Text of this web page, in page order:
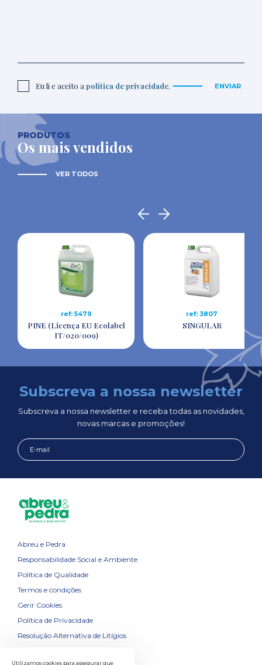
Eu li e aceito a política de privacidade. ENVIAR
PRODUTOS
Os mais vendidos
VER TODOS
ref: 5479
PINE (Licença EU Ecolabel
IT/020/009)
ref: 3807
SINGULAR
Subscreva a nossa newsletter
Subscreva a nossa newsletter e receba todas as novidades,
novas marcas e promoções!
Abreu e Pedra
Responsabilidade Social e Ambiente
Política de Qualidade
Termos e condições
Gerir Cookies
Política de Privacidade
Resolução Alternativa de Litígios
Utilizamos cookies para assegurar que